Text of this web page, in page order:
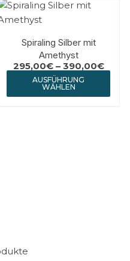
Spiraling Silber mit
Amethyst
295,00€ – 390,00€
AUSFÜHRUNG
WÄHLEN